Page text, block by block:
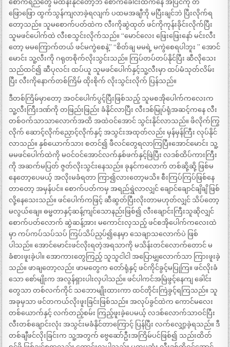
စောက်ရည်တွေ မထိန်းနိုင်တော့ဘဲ စောက်ခေါင်းထဲကနေ အပြင်ကို တ
ဖြောဖြော ထွက်သွန်ကျလာခဲ့ရလျက် ပထမအချီကို မပြီးချင်ဘဲ ပြီးလိုက်ရ
တော့သည်။ သူမစောက်ပတ်ထဲက လီးကိုဆွဲထုတ် ဖင်ကိုကုန်းခိုင်းလိုက်ပြီး
သူမဖင်ပေါက်ထဲ လီးစသွင်းလိုက်သည်။ “မောင်လေး ဖြေးဖြေးနော် မင်းလီး
တော့ မမကြောက်တယ် ဖင်မကွဲစေနဲ့” “စိတ်ချ မမရဲ့ မကွဲစေရပါဘူး ” အောင်
မောင်း သူ့လီးကို ဂရုတစိုက်လိုးသွင်းသည်။ ကြပ်တပ်တပ်နိုင်ပြီး ဆီလိုသေး
သည်ထင်၍ ဆီပုလင်း ထပ်ယူ သူမဖင်ပေါက်နှင့်သူ့လီးမှာ ထပ်မံသုတ်လိမ်း
ပြီး လီးကိုနောက်တစ်ကြိမ် ထိုးစိုက် လိုးသွင်းလိုက် ပြန်သည်။
ဒီတစ်ကြိမ်မှာတော့ အဝင်ပေါက်ပွင့်ပြီးဖြစ်သည့် သူမစအိုပေါက်ကလေးက
သူ့လီးကြီးဒဏ်ကို တဖြည်းဖြည်း ခံနိုင်လာပြီး လီးဒစ်မြုပ်ရုံအဆင့်ကနေ လီး
တစ်ဝက်သာသာလောက်အထိ အထဲဝင်အောင် သွင်းနိုင်လာသည်။ ဖိလိုက်ကြွ
လိုက် ဆောင့်လိုက်ညှောင့်လိုက်နှင့် အသွင်းအထုတ်လည်း မှန်မှန်ကြီး လုပ်နိုင်
လာသည်။ နှစ်ယောက်သား စတင်၍ ဖီလင်တွေရလာကြပြီ။အောင်မောင်း သူ့
မမဖင်ပေါက်ထဲကို မဝင်ဝင်အောင်လက်နှစ်ဖက်နှင့်ဖြဲပြီး လဒစ်ထိပ်ကားကြီး
ကို အဆက်မပြတ် ဇွတ်လိုးသွင်းနေသည်။ ခုနင်ကလောက် တစ်ဆို့ဆို့ ဖြစ်မ
နေတော့ပေမယ့် အလိုးမခံရတာ ကြာ၍လားတော့မသိ။ စီးကြပ်ကြပ်ဖြစ်နေ
တာတော့ အမှန်ပင်။ စောက်ပတ်ကမှ အရည်ရွှဲလာလျှင် ချောင်ချောင်ချိချိ ဖြစ်
လို့နေသေးသည်။ ဖင်ပေါက်ကဖြင့် ဆီဆွတ်ပြီးလိုးတာမဟုတ်လျှင် သိပ်တော့
မလွယ်ချေ။ ဓမ္မတာနှင့်ဆန့်ကျင်သောနည်းဖြစ်၍ လီးချောင်းကြီးသူဆိုလျှင်
စောက်ပတ်လောက် ဆွဲဆန့်အား မကောင်းလှသည့် ဖင်စအိုပေါက်ကလေးထဲ
မှာ ကပ်ကပ်သပ်သပ် ကြပ်သိပ်ညှပ်၍နေမှာ သေချာသလောက်ပဲ ဖြစ်
ပါသည်။ အောင်မောင်းဖင်လိုးရတဲ့အရသာကို မသိန်းတင်လောက်တောင် မ
ခံစားဖူးခဲ့ပါ။ အောကားတွေကြည့် သူသူငါငါ အပြောမျှလောက်သာ ကြားဖူးခဲ့
သည်။ ဖာချတော့လည်း ဖာမတွေက တော်ရုံနှင့် ဖင်ကိုင်ခွင့်မပြုကြ။ ဖင်လိုးခံ
သော စော်မျိုးက အလွန်ရှားပါးလှပါသည်။ ဖင်ပါကင်အမြဲဖွင့်နေကျ ခေါင်း
တွေသာ တစ်လက်ကိုင် သဘောမျိုးထားကာ ထင်တိုင်းကြဲခွင့်ရကြသည်။ သူ
အခုမှသာ ဖင်တကယ်လိုးဖူးခြင်းဖြစ်သည်။ အလုပ်ခွင်ထဲက ကောင်မလေး
တစ်ယောက်နှင့် လက်တည့်စမ်း ကြည့်ဖူးခဲ့ပေမယ့် လဒစ်လောက်သာဝင်ပြီး
လီးတစ်ချောင်းလုံး အသွင်းမခံနိုင်တာကြောင့် ပြန်ပြီး လက်လျှော့ခဲ့ရသည်။ ဒီ
တစ်ချီဖင်လိုးခြင်းက သူ့အတွက် ဗွေဆော်ဦးအကြိမ်ပင်ဖြစ်၍ သည်းထိတ်